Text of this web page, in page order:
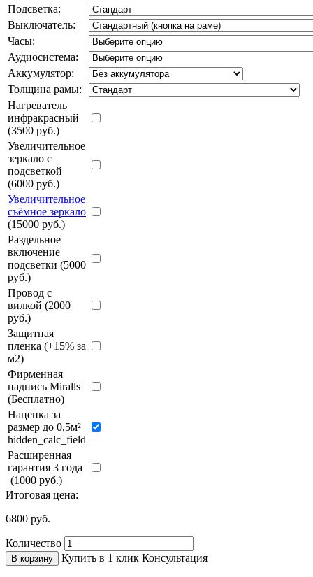
Подсветка:
Выключатель:
Часы:
Аудиосистема:
Аккумулятор:
Толщина рамы:
Нагреватель
инфракрасный
(3500 руб.)
Увеличительное
зеркало с
подсветкой
(6000 руб.)
Увеличительное
съёмное зеркало
(15000 руб.)
Раздельное
включение
подсветки (5000
руб.)
Провод с
вилкой (2000
руб.)
Защитная
пленка (+15% за
м2)
Фирменная
надпись Miralls
(Бесплатно)
Наценка за
размер до 0,5м²
hidden_calc_field
Расширенная
гарантия 3 года
(1000 руб.)
Итоговая цена:
6800 руб.
Количество
В корзину Купить в 1 клик Консультация